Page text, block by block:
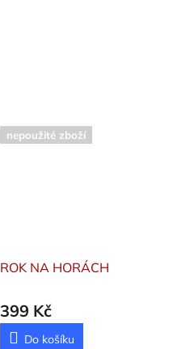
nepoužité zboží
ROK NA HORÁCH
399 Kč
Do košíku